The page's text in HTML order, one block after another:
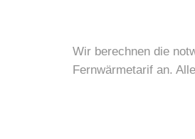
Wir berechnen die
Fernwärmetarif an.